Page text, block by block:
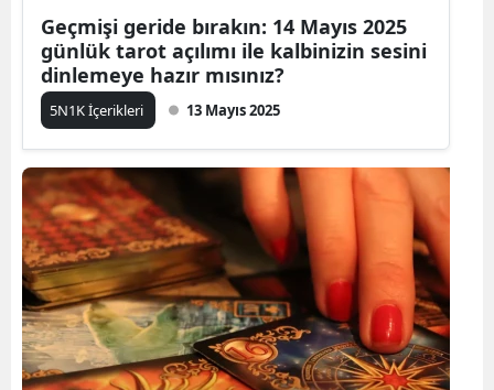
Geçmişi geride bırakın: 14 Mayıs 2025
günlük tarot açılımı ile kalbinizin sesini
dinlemeye hazır mısınız?
5N1K İçerikleri 13 Mayıs 2025